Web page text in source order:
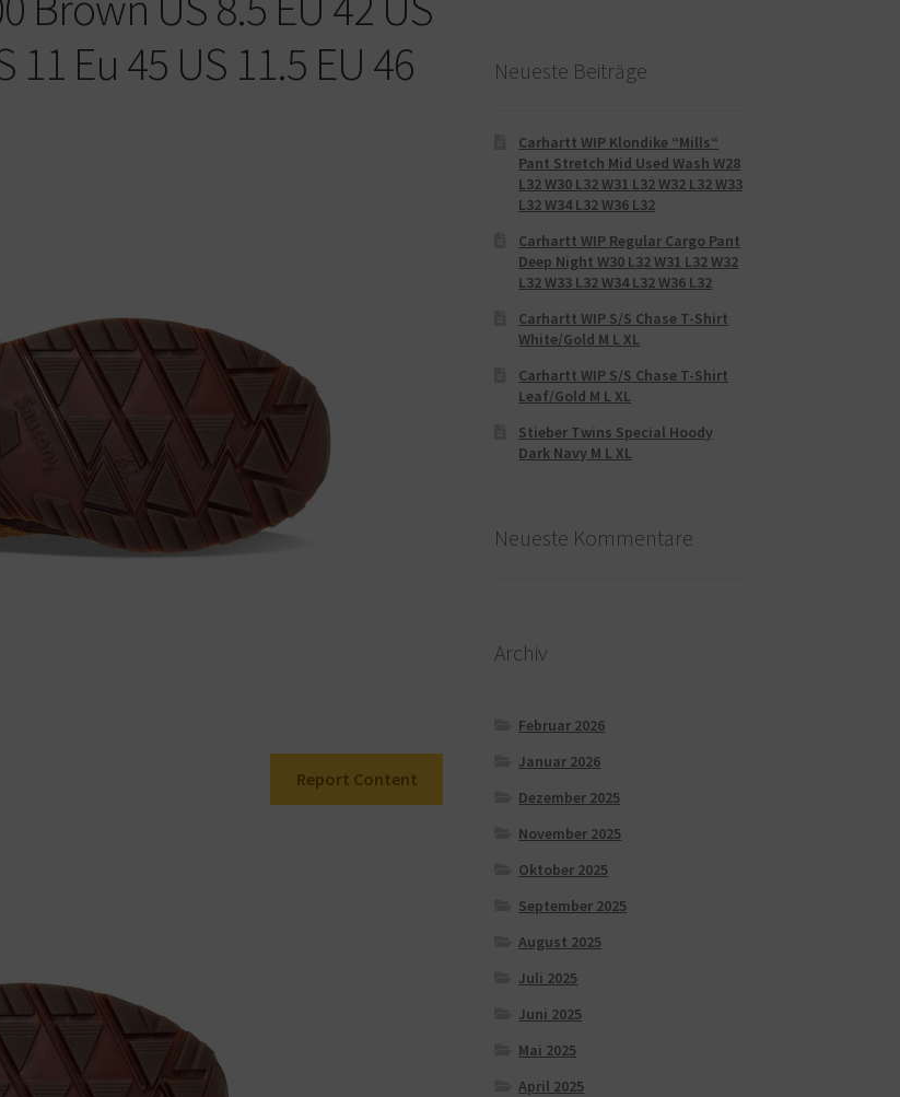
11 Eu 45 US 11.5 EU 46
Report Content
Neueste Beiträge
Carhartt WIP Klondike “Mills“
Pant Stretch Mid Used Wash W28
L32 W30 L32 W31 L32 W32 L32 W33
L32 W34 L32 W36 L32
Carhartt WIP Regular Cargo Pant
Deep Night W30 L32 W31 L32 W32
L32 W33 L32 W34 L32 W36 L32
Carhartt WIP S/S Chase T-Shirt
White/Gold M L XL
Carhartt WIP S/S Chase T-Shirt
Leaf/Gold M L XL
Stieber Twins Special Hoody
Dark Navy M L XL
Neueste Kommentare
Archiv
Februar 2026
Januar 2026
Dezember 2025
November 2025
Oktober 2025
September 2025
August 2025
Juli 2025
Juni 2025
Mai 2025
April 2025